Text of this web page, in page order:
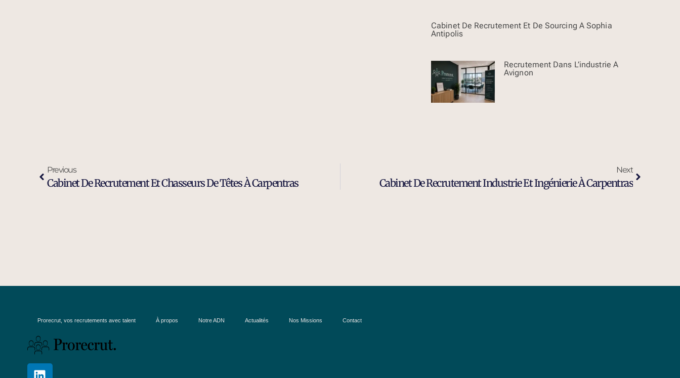
Cabinet De Recrutement Et De Sourcing À Sophia
Antipolis
Recrutement Dans L’industrie À
Avignon
Previous
Cabinet De Recrutement Et Chasseurs De Têtes À Carpentras
Next
Cabinet De Recrutement Industrie Et Ingénierie À Carpentras
Prorecrut, vos recrutements avec talent À propos Notre ADN Actualités Nos Missions Contact